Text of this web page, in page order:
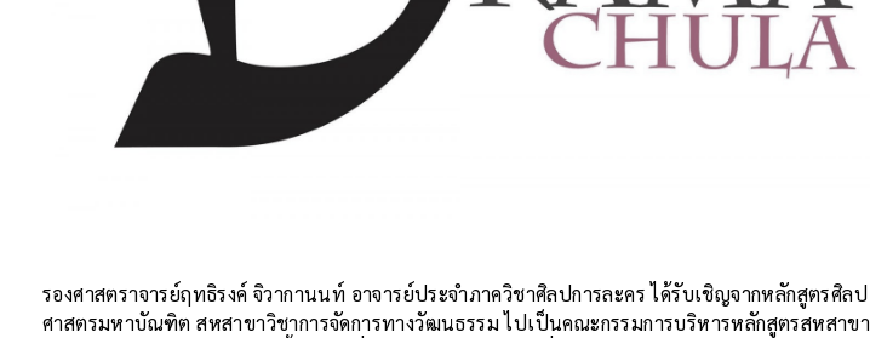
รองศาสตราจารย์ฤทธิรงค์ จิวากานนท์ อาจารย์ประจำภาควิชาศิลปการละคร ได้รับเชิญจากหลักสูตรศิลป
ศาสตรมหาบัณฑิต สหสาขาวิชาการจัดการทางวัฒนธรรม ไปเป็นคณะกรรมการบริหารหลักสูตรสหสาขา